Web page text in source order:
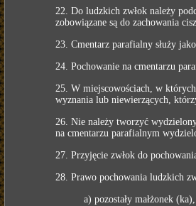
22. Do ludzkich zwłok należy
zobowiązane są do zachowania
23. Cmentarz parafialny służy
24. Pochowanie na cmentarzu
25. W miejscowościach, w
wyznania lub niewierzących,
26. Nie należy tworzyć
na cmentarzu parafialnym
27. Przyjęcie zwłok do
28. Prawo pochowania ludzkich
a) pozostały małżonek (ka),